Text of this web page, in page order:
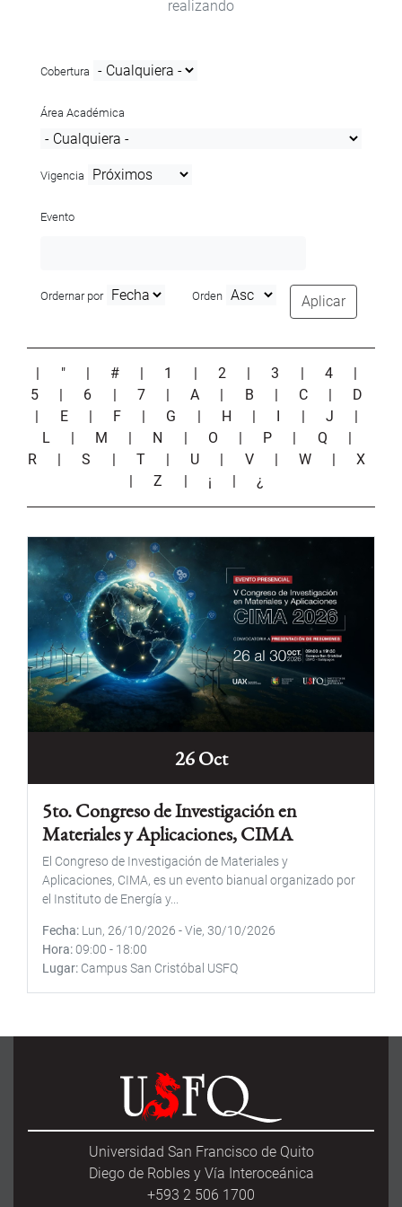
realizando
Cobertura
Área Académica
Vigencia
Evento
Ordernar por Orden Aplicar
| " | # | 1 | 2 |3 | 4
|
5
| 6 | 7 |A | B | C | D
| E | F | G | H | I | J
|
L
| M | N | O | P | Q
|
R
|S | T | U | V |W |X
|Z | ¡ |¿
26 Oct
5to. Congreso de Investigación en
Materiales y Aplicaciones, CIMA
El Congreso de Investigación de Materiales y
Aplicaciones, CIMA, es un evento bianual organizado por
el Instituto de Energía y...
Fecha Lun, 26/10/2026 -Vie, 30/10/2026
Hora 09:00 - 18:00
Lugar Campus San Cristóbal USFQ
Universidad San Francisco de Quito
Diego de Robles y Vía Interoceánica
+593 2 506 1700